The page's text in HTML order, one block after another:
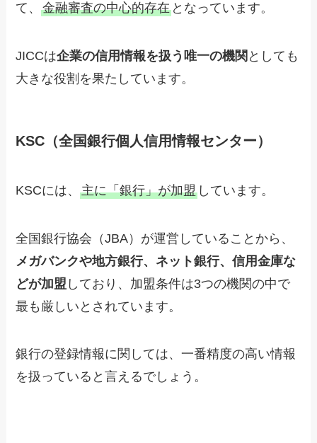
て、金融審査の中心的存在 となっています。
JICCは企業の信用情報を扱う唯一の機関 としても
大きな役割を果たしています。
KSC（全国銀行個人信用情報センター）
KSCには、主に「銀行」が加盟 しています。
全国銀行協会（JBA）が運営していることから、
メガバンクや地方銀行、ネット銀行、信用金庫な
どが加盟 しており、加盟条件は3つの機関の中で
最も厳しいとされています。
銀行の登録情報に関しては、一番精度の高い情報
を扱っていると言えるでしょう。